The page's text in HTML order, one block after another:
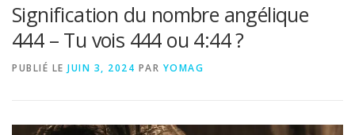
Signification du nombre angélique
444 – Tu vois 444 ou 4:44 ?
PUBLIÉ LE JUIN 3, 2024 PAR YOMAG